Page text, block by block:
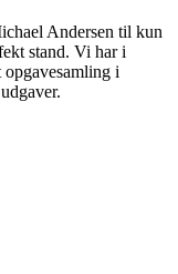
Andersen til kun
stand. Vi har i
i